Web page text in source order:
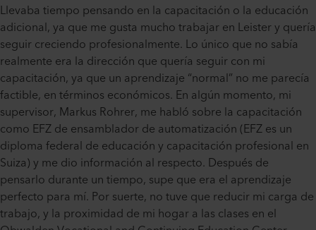
Llevaba tiempo pensando en la capacitación o la educación
adicional, ya que me gusta mucho trabajar en Leister y quería
seguir creciendo profesionalmente. Lo único que no sabía
realmente era la dirección que quería seguir con mi
capacitación, ya que un aprendizaje “normal” no me parecía
factible, en términos económicos. En algún momento, mi
supervisor, Markus Rohrer, me habló sobre la capacitación
como EFZ de ensamblador de automatización (EFZ es un
diploma federal de educación y capacitación profesional en
Suiza) y me dio información al respecto. Después de
pensarlo durante un tiempo, supe que era el aprendizaje
perfecto para mí. Por suerte, no tuve que reducir mi carga de
trabajo, y la proximidad de mi hogar a las clases en el